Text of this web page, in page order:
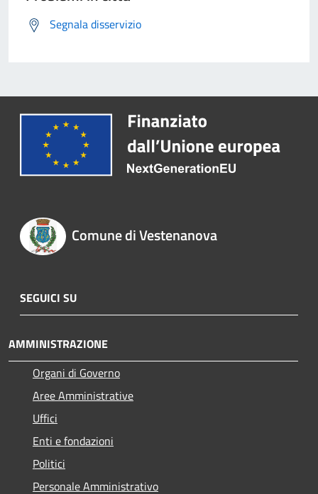
Segnala disservizio
Comune di Vestenanova
SEGUICI SU
AMMINISTRAZIONE
Organi di Governo
Aree Amministrative
Uffici
Enti e fondazioni
Politici
Personale Amministrativo